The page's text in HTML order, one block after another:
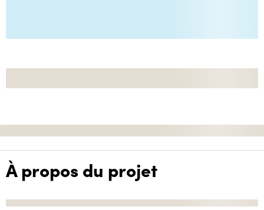
À propos du projet